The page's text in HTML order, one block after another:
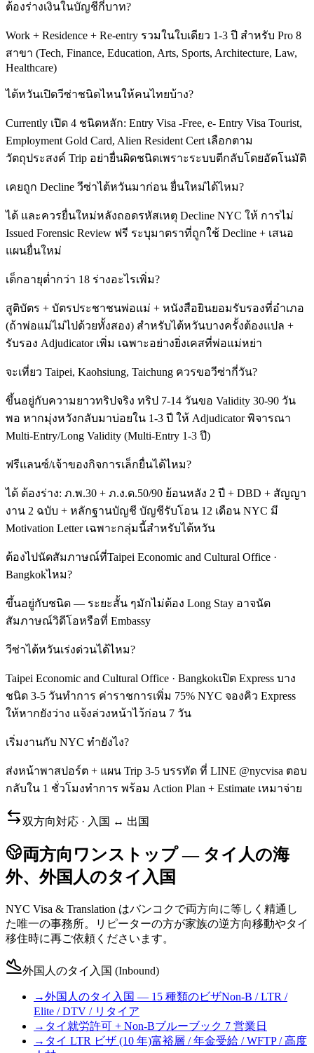
ต้องร่างเงินในบัญชีกี่บาท?
Work + Residence + Re-entry รวมในใบเดียว 1-3 ปี สำหรับ Pro 8
สาขา (Tech, Finance, Education, Arts, Sports, Architecture, Law,
Healthcare)
ไต้หวันเปิดวีซ่าชนิดไหนให้คนไทยบ้าง?
Currently เปิด 4 ชนิดหลัก: Entry Visa -Free, e- Entry Visa Tourist,
Employment Gold Card, Alien Resident Cert เลือกตาม
วัตถุประสงค์ Trip อย่ายื่นผิดชนิดเพราะระบบตีกลับโดยอัตโนมัติ
เคยถูก Decline วีซ่าไต้หวันมาก่อน ยื่นใหม่ได้ไหม?
ได้ และควรยื่นใหม่หลังถอดรหัสเหตุ Decline NYC ให้ การไม่
Issued Forensic Review ฟรี ระบุมาตราที่ถูกใช้ Decline + เสนอ
แผนยื่นใหม่
เด็กอายุต่ำกว่า 18 ร่างอะไรเพิ่ม?
สูติบัตร + บัตรประชาชนพ่อแม่ + หนังสือยินยอมรับรองที่อำเภอ
(ถ้าพ่อแม่ไม่ไปด้วยทั้งสอง) สำหรับไต้หวันบางครั้งต้องแปล +
รับรอง Adjudicator เพิ่ม เฉพาะอย่างยิ่งเคสที่พ่อแม่หย่า
จะเที่ยว Taipei, Kaohsiung, Taichung ควรขอวีซ่ากี่วัน?
ขึ้นอยู่กับความยาวทริปจริง ทริป 7-14 วันขอ Validity 30-90 วัน
พอ หากมุ่งหวังกลับมาบ่อยใน 1-3 ปี ให้ Adjudicator พิจารณา
Multi-Entry/Long Validity (Multi-Entry 1-3 ปี)
ฟรีแลนซ์/เจ้าของกิจการเล็กยื่นได้ไหม?
ได้ ต้องร่าง: ภ.พ.30 + ภ.ง.ด.50/90 ย้อนหลัง 2 ปี + DBD + สัญญา
งาน 2 ฉบับ + หลักฐานบัญชี บัญชีรับโอน 12 เดือน NYC มี
Motivation Letter เฉพาะกลุ่มนี้สำหรับไต้หวัน
ต้องไปนัดสัมภาษณ์ที่Taipei Economic and Cultural Office ·
Bangkokไหม?
ขึ้นอยู่กับชนิด — ระยะสั้น ๆมักไม่ต้อง Long Stay อาจนัด
สัมภาษณ์วิดีโอหรือที่ Embassy
วีซ่าไต้หวันเร่งด่วนได้ไหม?
Taipei Economic and Cultural Office · Bangkokเปิด Express บาง
ชนิด 3-5 วันทำการ ค่าราชการเพิ่ม 75% NYC จองคิว Express
ให้หากยังว่าง แจ้งล่วงหน้าไว้ก่อน 7 วัน
เริ่มงานกับ NYC ทำยังไง?
ส่งหน้าพาสปอร์ต + แผน Trip 3-5 บรรทัด ที่ LINE @nycvisa ตอบ
กลับใน 1 ชั่วโมงทำการ พร้อม Action Plan + Estimate เหมาจ่าย
双方向対応 · 入国 ↔ 出国
両方向ワンストップ — タイ人の海
外、外国人のタイ入国
NYC Visa & Translation はバンコクで両方向に等しく精通し
た唯一の事務所。リピーターの方が家族の逆方向移動やタイ
移住時に再ご依頼くださいます。
外国人のタイ入国 (Inbound)
→外国人のタイ入国 — 15 種類のビザNon-B / LTR /
Elite / DTV / リタイア
→ タイ就労許可 + Non-Bブルーブック 7 営業日
→ タイ LTR ビザ (10 年)富裕層 / 年金受給 / WFTP / 高度